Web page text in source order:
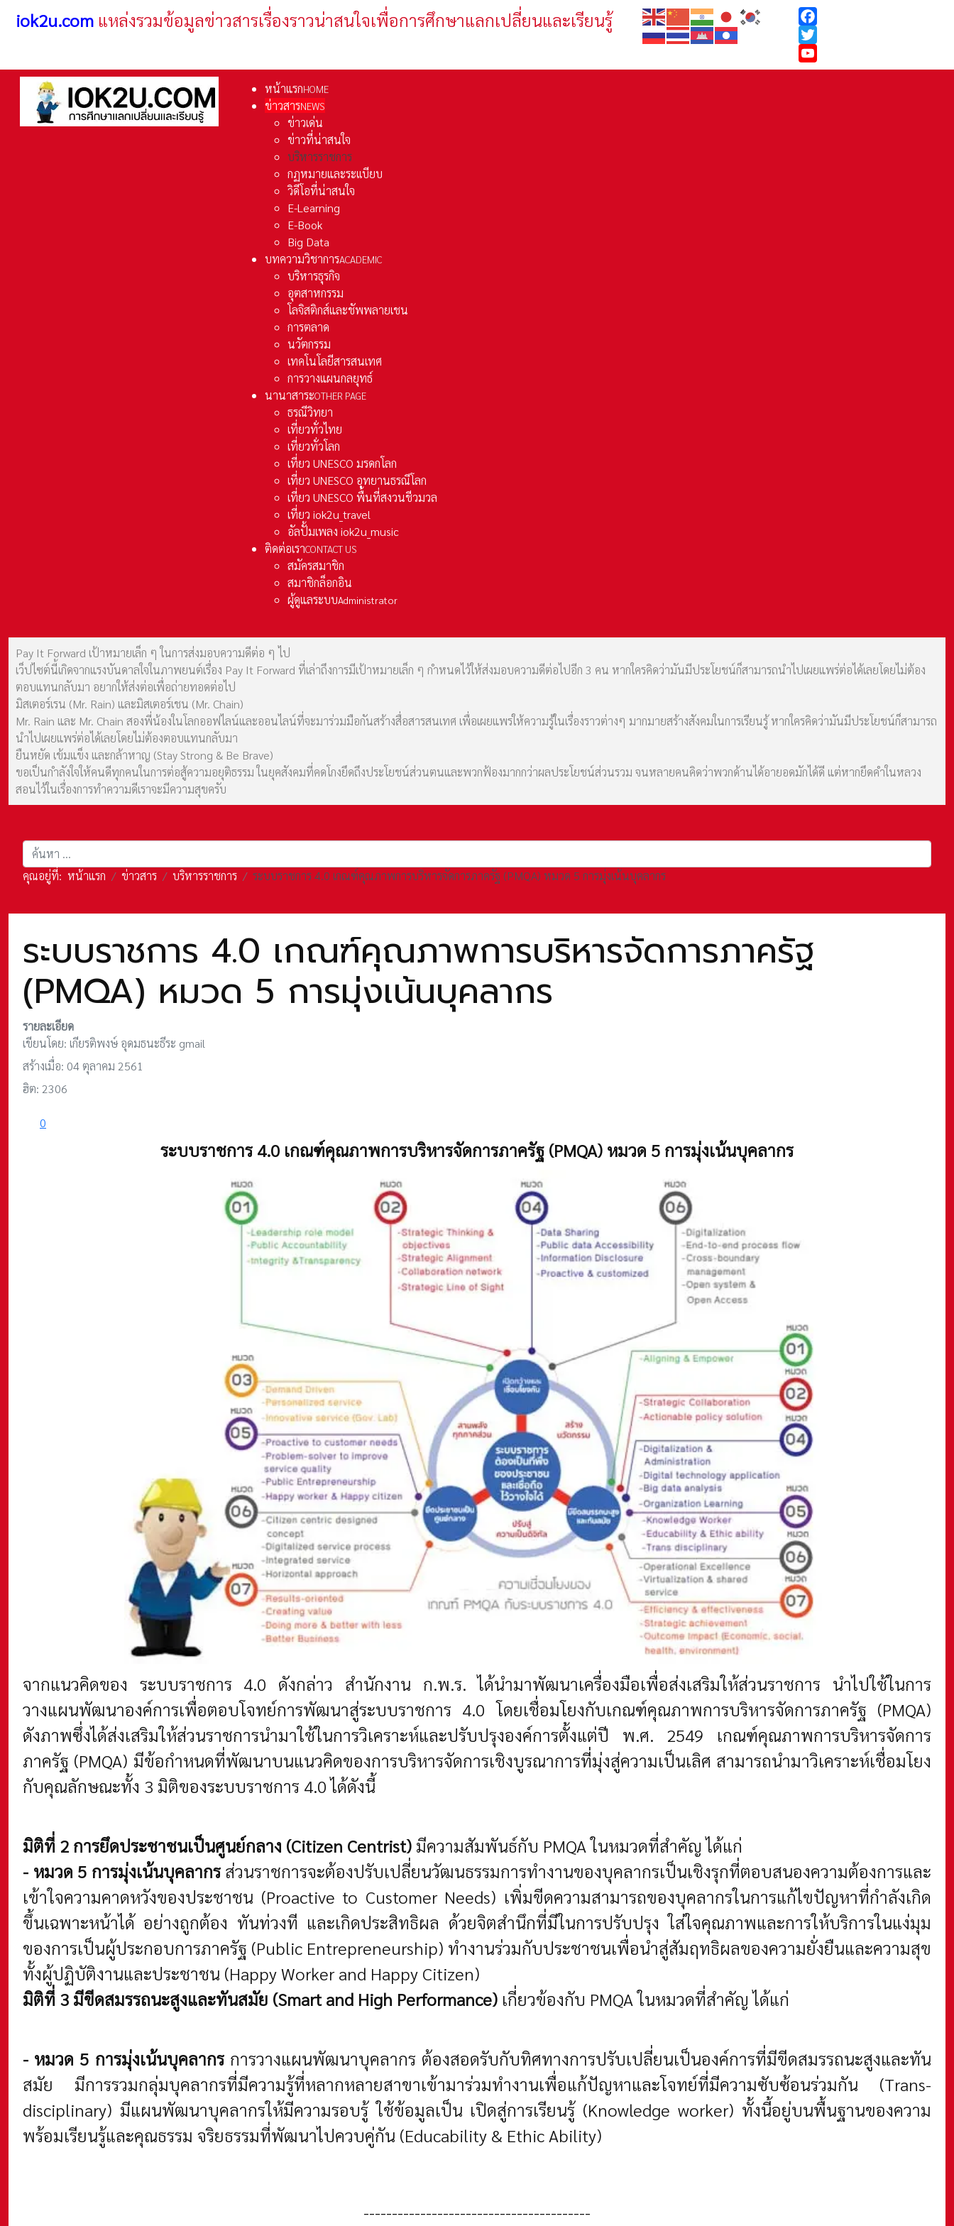
iok2u.com แหล่งรวมข้อมูลข่าวสารเรื่องราวน่าสนใจเพื่อการศึกษาแลกเปลี่ยนและเรียนรู้
Facebook
Twitter
YouTube
หน้าแรกHOME
ข่าวสารNEWS
ข่าวเด่น
ข่าวที่น่าสนใจ
บริหารราชการ
กฏหมายและระเเบียบ
วิดีโอที่น่าสนใจ
E-Learning
E-Book
Big Data
บทความวิชาการACADEMIC
บริหารธุรกิจ
อุตสาหกรรม
โลจิสติกส์และชัพพลายเชน
การตลาด
นวัตกรรม
เทคโนโลยีสารสนเทศ
การวางแผนกลยุทธ์
นานาสาระOTHER PAGE
ธรณีวิทยา
เที่ยวทั่วไทย
เที่ยวทั่วโลก
เที่ยว UNESCO มรดกโลก
เที่ยว UNESCO อุทยานธรณีโลก
เที่ยว UNESCO พื้นที่สงวนชีวมวล
เที่ยว iok2u_travel
อัลปั้มเพลง iok2u_music
ติดต่อเราCONTACT US
สมัครสมาชิก
สมาชิกล็อกอิน
ผู้ดูแลระบบAdministrator
Pay It Forward เป้าหมายเล็ก ๆ ในการส่งมอบความดีต่อ ๆ ไป
เว็ปไซต์นี้เกิดจากแรงบันดาลใจในภาพยนต์เรื่อง Pay It Forward ที่เล่าถึงการมีเป้าหมายเล็ก ๆ กำหนดไว้ให้ส่งมอบความดีต่อไปอีก 3 คน หากใครคิดว่ามันมีประโยชน์ก็สามารถนำไปเผยแพร่ต่อได้เลยโดยไม่ต้อง
ตอบแทนกลับมา อยากให้ส่งต่อเพื่อถ่ายทอดต่อไป
มิสเตอร์เรน (Mr. Rain) และมิสเตอร์เชน (Mr. Chain)
Mr. Rain และ Mr. Chain สองพี่น้องในโลกออฟไลน์และออนไลน์ที่จะมาร่วมมือกันสร้างสื่อสารสนเทศ เพื่อเผยแพร่ให้ความรู้ในเรื่องราวต่างๆ มากมายสร้างสังคมในการเรียนรู้ หากใครคิดว่ามันมีประโยชน์ก็สามารถ
นำไปเผยแพร่ต่อได้เลยโดยไม่ต้องตอบแทนกลับมา
ยืนหยัด เข้มแข็ง และกล้าหาญ (Stay Strong & Be Brave)
ขอเป็นกำลังใจให้คนดีทุกคนในการต่อสู้ความอยุติธรรม ในยุคสังคมที่คดโกงยึดถึงประโยชน์ส่วนตนและพวกฟ้องมากกว่าผลประโยชน์ส่วนรวม จนหลายคนคิดว่าพวกด้านได้อายอดมักได้ดี แต่หากยึดคำในหลวง
สอนไว้ในเรื่องการทำความดีเราจะมีความสุขครับ
การค้นหา
คุณอยู่ที่: หน้าแรก ข่าวสาร บริหารราชการ ระบบราชการ 4.0 เกณฑ์คุณภาพการบริหารจัดการภาครัฐ (PMQA) หมวด 5 การมุ่งเน้นบุคลากร
ระบบราชการ 4.0 เกณฑ์คุณภาพการบริหารจัดการภาครัฐ
(PMQA) หมวด 5 การมุ่งเน้นบุคลากร
รายละเอียด
เขียนโดย: เกียรติพงษ์ อุดมธนะธีระ gmail
สร้างเมื่อ: 04 ตุลาคม 2561
ฮิต: 2306
0
ระบบราชการ 4.0 เกณฑ์คุณภาพการบริหารจัดการภาครัฐ (PMQA) หมวด 5 การมุ่งเน้นบุคลากร
จากแนวคิดของ ระบบราชการ 4.0 ดังกล่าว สำนักงาน ก.พ.ร. ได้นำมาพัฒนาเครื่องมือเพื่อส่งเสริมให้ส่วนราชการ นำไปใช้ในการ
วางแผนพัฒนาองค์การเพื่อตอบโจทย์การพัฒนาสู่ระบบราชการ 4.0 โดยเชื่อมโยงกับเกณฑ์คุณภาพการบริหารจัดการภาครัฐ (PMQA)
ดังภาพซึ่งได้ส่งเสริมให้ส่วนราชการนำมาใช้ในการวิเคราะห์และปรับปรุงองค์การตั้งแต่ปี พ.ศ. 2549 เกณฑ์คุณภาพการบริหารจัดการ
ภาครัฐ (PMQA) มีข้อกำหนดที่พัฒนาบนแนวคิดของการบริหารจัดการเชิงบูรณาการที่มุ่งสู่ความเป็นเลิศ สามารถนำมาวิเคราะห์เชื่อมโยง
กับคุณลักษณะทั้ง 3 มิติของระบบราชการ 4.0 ได้ดังนี้
มิติที่ 2 การยึดประชาชนเป็นศูนย์กลาง (Citizen Centrist) มีความสัมพันธ์กับ PMQA ในหมวดที่สำคัญ ได้แก่
- หมวด 5 การมุ่งเน้นบุคลากรส่วนราชการจะต้องปรับเปลี่ยนวัฒนธรรมการทำงานของบุคลากรเป็นเชิงรุกที่ตอบสนองความต้องการและ
เข้าใจความคาดหวังของประชาชน (Proactive to Customer Needs) เพิ่มขีดความสามารถของบุคลากรในการแก้ไขปัญหาที่กำลังเกิด
ขึ้นเฉพาะหน้าได้ อย่างถูกต้อง ทันท่วงที และเกิดประสิทธิผล ด้วยจิตสำนึกที่มีในการปรับปรุง ใส่ใจคุณภาพและการให้บริการในแง่มุม
ของการเป็นผู้ประกอบการภาครัฐ (Public Entrepreneurship) ทำงานร่วมกับประชาชนเพื่อนำสู่สัมฤทธิผลของความยั่งยืนและความสุข
ทั้งผู้ปฏิบัติงานและประชาชน (Happy Worker and Happy Citizen)
มิติที่ 3 มีขีดสมรรถนะสูงและทันสมัย (Smart and High Performance) เกี่ยวข้องกับ PMQA ในหมวดที่สำคัญ ได้แก่
- หมวด 5 การมุ่งเน้นบุคลากรการวางแผนพัฒนาบุคลากร ต้องสอดรับกับทิศทางการปรับเปลี่ยนเป็นองค์การที่มีขีดสมรรถนะสูงและทัน
สมัย มีการรวมกลุ่มบุคลากรที่มีความรู้ที่หลากหลายสาขาเข้ามาร่วมทำงานเพื่อแก้ปัญหาและโจทย์ที่มีความซับซ้อนร่วมกัน (Trans-
disciplinary) มีแผนพัฒนาบุคลากรให้มีความรอบรู้ ใช้ข้อมูลเป็น เปิดสู่การเรียนรู้ (Knowledge worker) ทั้งนี้อยู่บนพื้นฐานของความ
พร้อมเรียนรู้และคุณธรรม จริยธรรมที่พัฒนาไปควบคู่กัน (Educability & Ethic Ability)
----------------------------------------